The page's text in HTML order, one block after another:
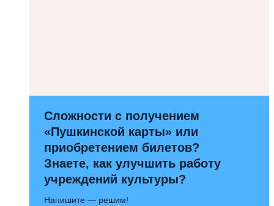
Сложности с получением
«Пушкинской карты» или
приобретением билетов?
Знаете, как улучшить работу
учреждений культуры?
Напишите — решим!